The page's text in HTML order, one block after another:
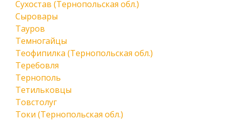
Сухостав (Тернопольская обл.)
Сыровары
Тауров
Темногайцы
Теофипилка (Тернопольская обл.)
Теребовля
Тернополь
Тетильковцы
Товстолуг
Токи (Тернопольская обл.)